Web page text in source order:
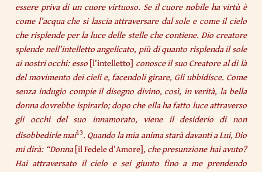
essere priva di un cuore virtuoso. Se il cuore nobile ha virtù è
come l’acqua che si lascia attraversare dal sole e come il cielo
che risplende per la luce delle stelle che contiene. Dio creatore
splende nell’intelletto angelicato, più di quanto risplenda il sole
ai nostri occhi: esso[l’intelletto] conosce il suo Creatore al di là
del movimento dei cieli e, facendoli girare, Gli ubbidisce. Come
senza indugio compie il disegno divino, così, in verità, la bella
donna dovrebbe ispirarlo; dopo che ella ha fatto luce attraverso
gli occhi del suo innamorato, viene il desiderio di non
disobbedirle mai13. Quando la mia anima starà davanti a Lui, Dio
mi dirà: “Donna[il Fedele d’Amore], che presunzione hai avuto?
Hai attraversato il cielo e sei giunto fino a me prendendo